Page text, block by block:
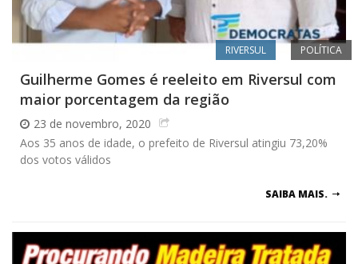
RIVERSUL POLÍTICA
Guilherme Gomes é reeleito em Riversul com
maior porcentagem da região
23 de novembro, 2020
Aos 35 anos de idade, o prefeito de Riversul atingiu 73,20%
dos votos válidos
SAIBA MAIS.